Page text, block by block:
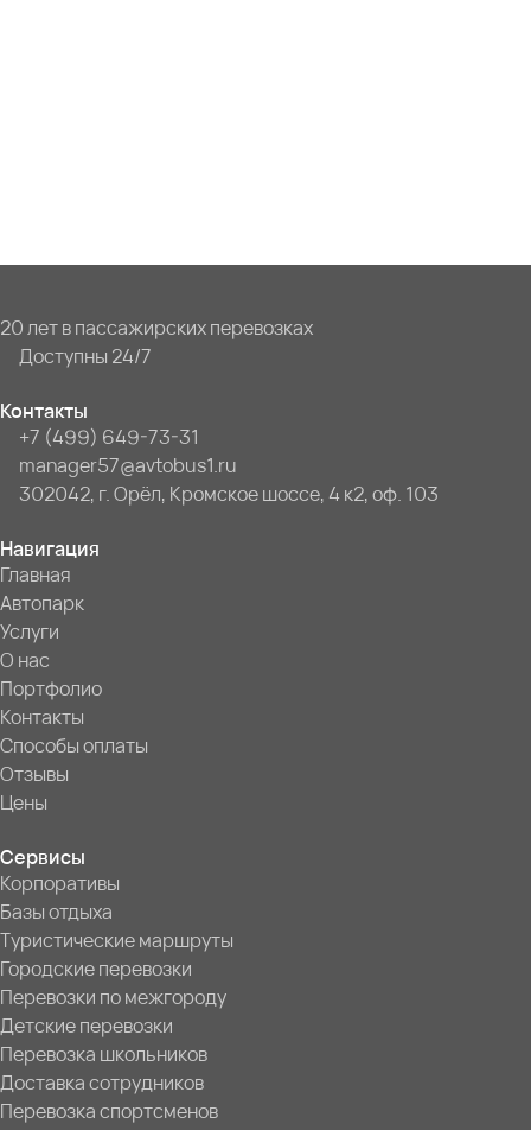
20 лет в пассажирских перевозках
Доступны 24/7
Контакты
+7 (499) 649-73-31
manager57@avtobus1.ru
302042, г. Орёл, Кромское шоссе, 4 к2, оф. 103
Навигация
Главная
Автопарк
Услуги
О нас
Портфолио
Контакты
Способы оплаты
Отзывы
Цены
Сервисы
Корпоративы
Базы отдыха
Туристические маршруты
Городские перевозки
Перевозки по межгороду
Детские перевозки
Перевозка школьников
Доставка сотрудников
Перевозка спортсменов